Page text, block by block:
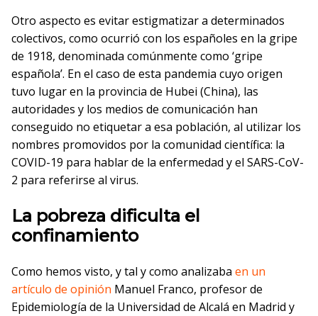
Otro aspecto es evitar estigmatizar a determinados
colectivos, como ocurrió con los españoles en la gripe
de 1918, denominada comúnmente como ‘gripe
española’. En el caso de esta pandemia cuyo origen
tuvo lugar en la provincia de Hubei (China), las
autoridades y los medios de comunicación han
conseguido no etiquetar a esa población, al utilizar los
nombres promovidos por la comunidad científica: la
COVID-19 para hablar de la enfermedad y el SARS-CoV-
2 para referirse al virus.
La pobreza dificulta el
confinamiento
Como hemos visto, y tal y como analizaba en un
artículo de opinión Manuel Franco, profesor de
Epidemiología de la Universidad de Alcalá en Madrid y